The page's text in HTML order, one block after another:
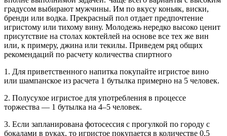
градусом выбирают мужчины. Им по вкусу коньяк, виски,
бренди или водка. Прекрасный пол отдает предпочтение
игристому или тихому вину. Молодежь нередко высоко ценит
присутствие на столах коктейлей на основе все тех же вин
или, к примеру, джина или текилы. Приведем ряд общих
рекомендаций по расчету количества спиртного
1. Для приветственного напитка покупайте игристое вино
или шампанское из расчета 1 бутылка примерно на 5 человек.
2. Полусухое игристое для употребления в процессе
торжества — 1 бутылка на 4–5 человек.
3. Если запланирована фотосессия с прогулкой по городу с
бокалами в руках, то игристое покупается в количестве 0,5